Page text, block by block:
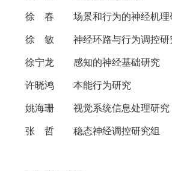
徐 春 场景和行为的神经机理
徐 敏 神经环路与行为调控研
徐宁龙 感知的神经基础研究
许晓鸿 本能行为研究
姚海珊 视觉系统信息处理研究
张 哲 稳态神经调控研究组